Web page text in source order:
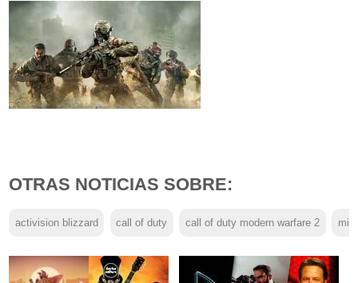
OTRAS NOTICIAS SOBRE:
activision blizzard call of duty call of duty modern warfare 2